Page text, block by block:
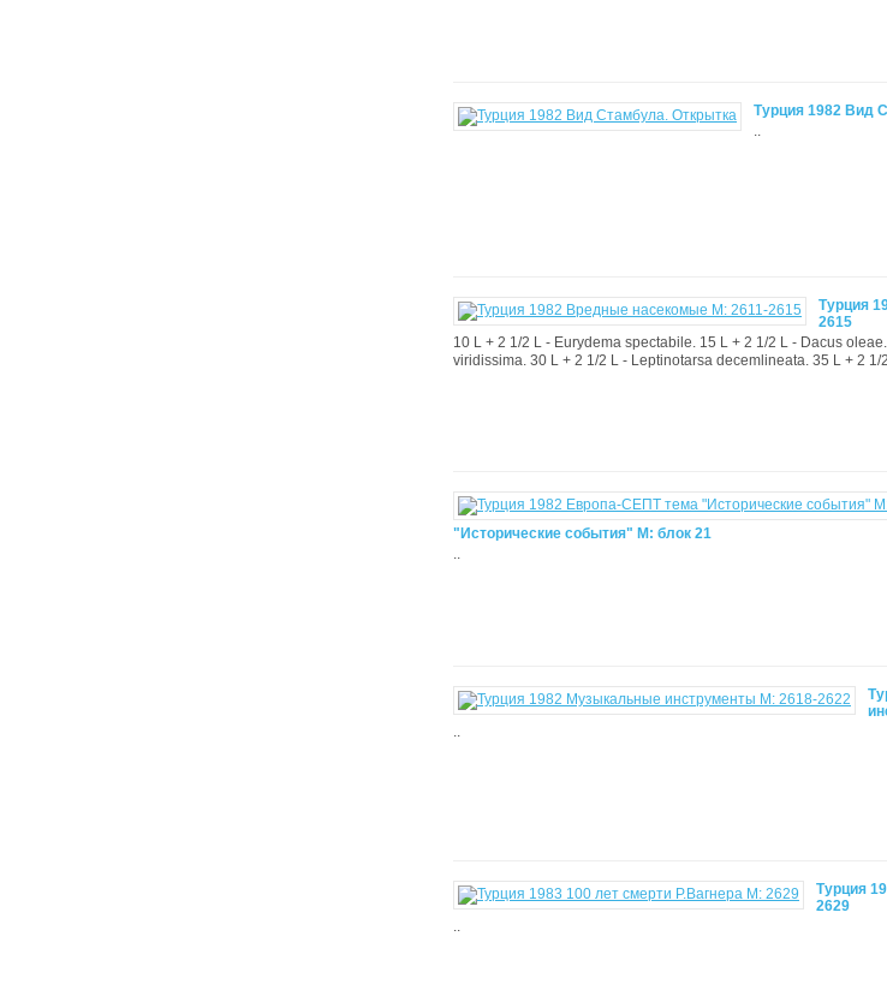
Турция 1982 Вид
..
Турция
2615
10 L + 2 1/2 L - Eurydema spectabile. 15 L + 2 1/2 L - Dacus
viridissima. 30 L + 2 1/2 L - Leptinotarsa decemlineata. 35 L + 2 1/
"Исторические события" М: блок 21
..
..
Турция
2629
..